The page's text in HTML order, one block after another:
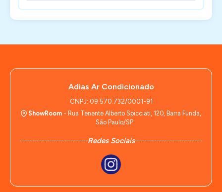
Adias Ar Condicionado
CNPJ: 09.570.732/0001-91
ShowRoom- Rua Tenente Alberto Spicciati, 120, Barra Funda,
São Paulo/SP
Redes Sociais